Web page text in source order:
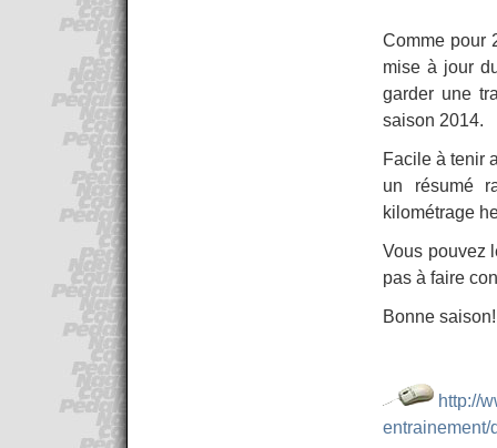
Comme pour
mise à jour
garder une
saison 2014.
Facile à tenir
un résumé
kilométrage
Vous pouvez
pas à faire
Bonne saison!
http://
entrainement/